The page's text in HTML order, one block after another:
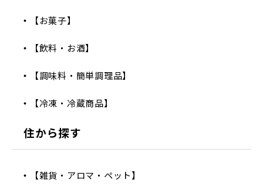
【お菓子】
【飲料・お酒】
【調味料・簡単調理品】
【冷凍・冷蔵商品】
住から探す
【雑貨・アロマ・ペット】